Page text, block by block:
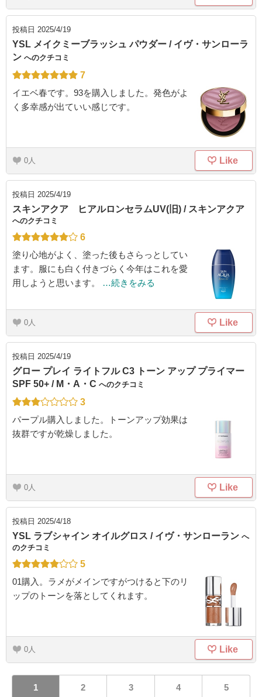
投稿日 2025/4/19
YSL メイクミーブラッシュ パウダー / イヴ・サンローラ
ン へのクチコミ
7
イエベ春です。93を購入しました。発色がよ
く多幸感が出ていい感じです。
0 Like
投稿日 2025/4/19
スキンアクア ヒアルロンセラムUV(旧) / スキンアクア
へのクチコミ
6
塗り心地がよく、塗った後もさらっとしてい
ます。服にも白く付きづらく今年はこれを愛
用しようと思います。
…続きをみる
0 Like
投稿日 2025/4/19
グロー プレイ ライトフル C3 トーン アップ プライマー
SPF 50+ / M・A・C へのクチコミ
3
パープル購入しました。トーンアップ効果は
抜群ですが乾燥しました。
0 Like
投稿日 2025/4/18
YSL ラブシャイン オイルグロス / イヴ・サンローラン へ
のクチコミ
5
01購入。ラメがメインですがつけると下のリ
ップのトーンを落としてくれます。
0 Like
1 2 3 4 5